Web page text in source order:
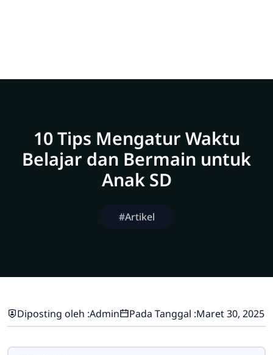
10 Tips Mengatur Waktu
Belajar dan Bermain untuk
Anak SD
#Artikel
Diposting oleh :Admin Pada Tanggal :Maret 30, 2025